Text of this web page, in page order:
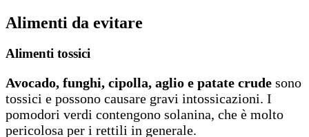
Alimenti da evitare
Alimenti tossici
Avocado, funghi, cipolla, aglio e patate crude sono
tossici e possono causare gravi intossicazioni. I
pomodori verdi contengono solanina, che è molto
pericolosa per i rettili in generale.